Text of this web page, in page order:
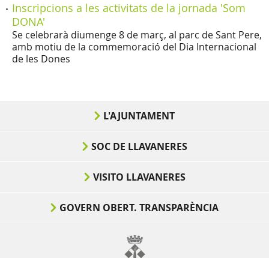
Inscripcions a les activitats de la jornada 'Som
DONA'
Se celebrarà diumenge 8 de març, al parc de Sant Pere,
amb motiu de la commemoració del Dia Internacional
de les Dones
L'AJUNTAMENT
SOC DE LLAVANERES
VISITO LLAVANERES
GOVERN OBERT. TRANSPARÈNCIA